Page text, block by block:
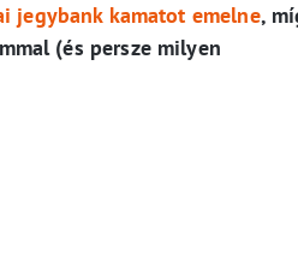
jegybank kamatot emelne,
(és persze milyen